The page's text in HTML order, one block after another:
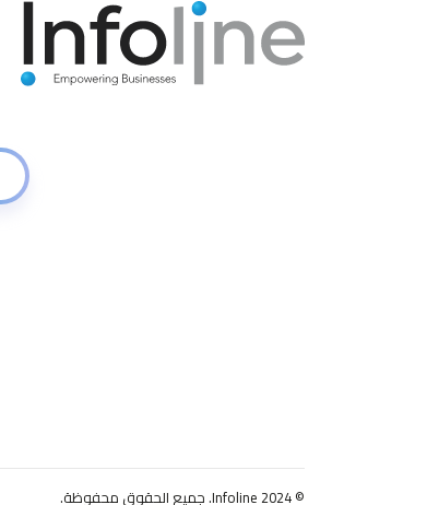
© 2024 Infoline. جميع الحقوق محفوظة.